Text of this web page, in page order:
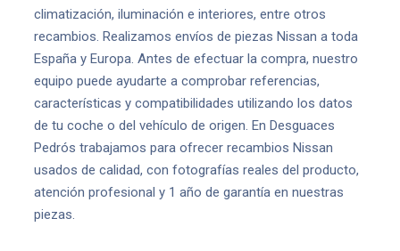
climatización, iluminación e interiores, entre otros
recambios. Realizamos envíos de piezas Nissan a toda
España y Europa. Antes de efectuar la compra, nuestro
equipo puede ayudarte a comprobar referencias,
características y compatibilidades utilizando los datos
de tu coche o del vehículo de origen. En Desguaces
Pedrós trabajamos para ofrecer recambios Nissan
usados de calidad, con fotografías reales del producto,
atención profesional y 1 año de garantía en nuestras
piezas.